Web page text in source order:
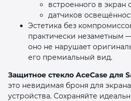
встроенного в экран
датчиков
Эстетика без
практически незаметным
оно не нарушает
его премиальный вид.
Защитное стекло AceCase для
это невидимая броня для
устройства. Сохраняйте